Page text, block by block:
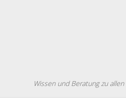
Wissen und Beratung zu